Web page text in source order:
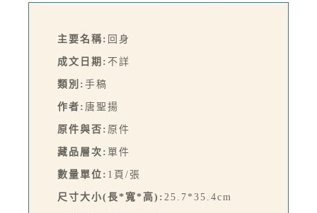
主要名稱: 回身
成文日期: 不詳
類別: 手稿
作者: 唐聖揚
原件與否: 原件
藏品層次: 單件
數量單位: 1頁/張
尺寸大小(長*寬*高): 25.7*35.4cm